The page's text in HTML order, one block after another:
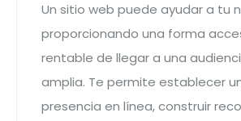
Un sitio web puede ayudar a tu
proporcionando una forma
rentable de llegar a una
amplia. Te permite establecer
presencia en línea, construir